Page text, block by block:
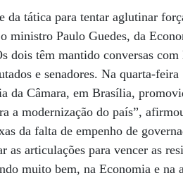
da tática para tentar aglutinar
ministro Paulo Guedes, da
dois têm mantido conversas
e senadores. Na quarta-
da Câmara, em Brasília,
a modernização do país”,
da falta de empenho de
as articulações para vencer as
muito bem, na Economia e